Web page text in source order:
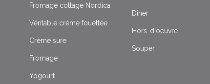
Fromage cottage Nordica
Véritable crème fouettée
Crème sure
Fromage
Yogourt
Dîner
Hors-d'oeuvre
Souper